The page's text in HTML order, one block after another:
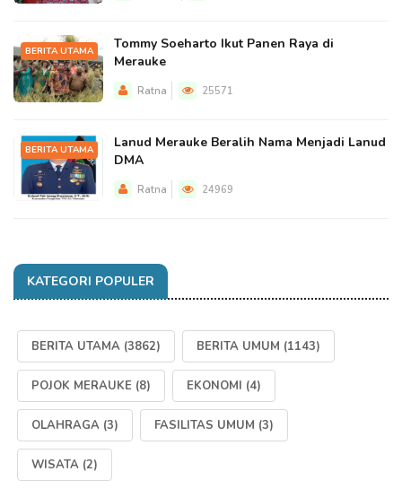
BERITA UTAMA
Tommy Soeharto Ikut Panen Raya di
Merauke
Ratna 25571
BERITA UTAMA
Lanud Merauke Beralih Nama Menjadi Lanud
DMA
Ratna 24969
KATEGORI POPULER
BERITA UTAMA (3862) BERITA UMUM (1143)
POJOK MERAUKE (8) EKONOMI (4)
OLAHRAGA (3) FASILITAS UMUM (3)
WISATA (2)